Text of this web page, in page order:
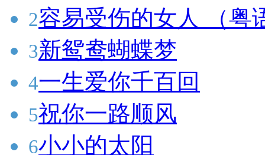
2容易受伤的女人 （粤
3新鸳鸯蝴蝶梦
4一生爱你千百回
5祝你一路顺风
6小小的太阳